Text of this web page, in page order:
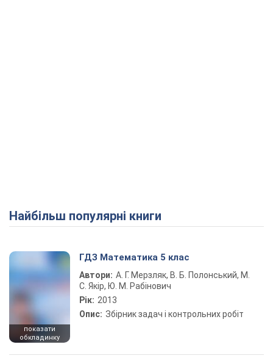
Найбільш популярні книги
показати
обкладинку
ГДЗ Математика 5 клас
Автори: А. Г. Мерзляк, В. Б. Полонський, М.
С. Якір, Ю. М. Рабінович
Рік: 2013
Опис: Збірник задач і контрольних робіт